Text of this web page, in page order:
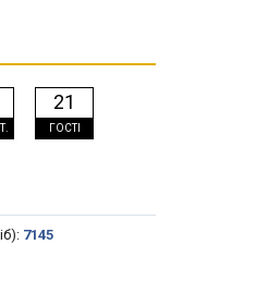
21
ГОСТІ
7145